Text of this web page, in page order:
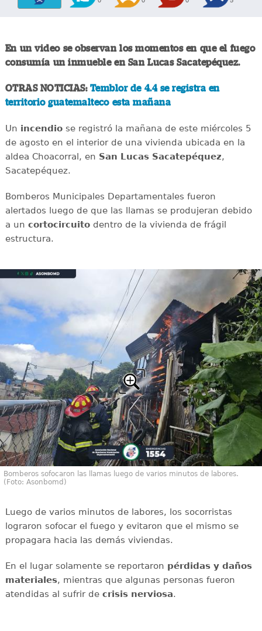
En un video se observan los momentos en que el fuego
consumía un inmueble en San Lucas Sacatepéquez.
OTRAS NOTICIAS: Temblor de 4.4 se registra en
territorio guatemalteco esta mañana
Un incendiose registró la mañana de este miércoles 5
de agosto en el interior de una vivienda ubicada en la
aldea Choacorral, en San Lucas Sacatepéquez,
Sacatepéquez.
Bomberos Municipales Departamentales fueron
alertados luego de que las llamas se produjeran debido
a un cortocircuitodentro de la vivienda de frágil
estructura.
Bomberos sofocaron las llamas luego de varios minutos de labores.
(Foto: Asonbomd)
Luego de varios minutos de labores, los socorristas
lograron sofocar el fuego y evitaron que el mismo se
propagara hacia las demás viviendas.
En el lugar solamente se reportaron pérdidas y daños
materiales, mientras que algunas personas fueron
atendidas al sufrir de crisis nerviosa.